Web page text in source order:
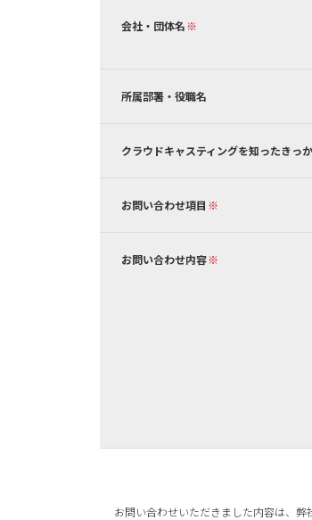
会社・団体名
所属部署・役職名
クラウドキャスティングを知ったきっ
お問い合わせ項目
お問い合わせ内容
お問い合わせいただきました内容は、